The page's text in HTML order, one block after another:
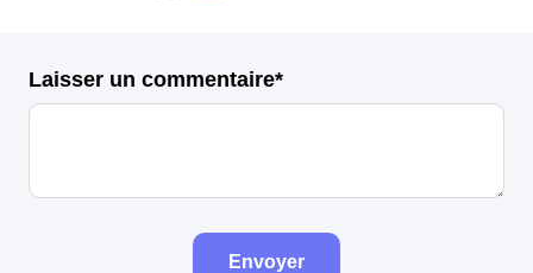
Laisser un commentaire*
Envoyer